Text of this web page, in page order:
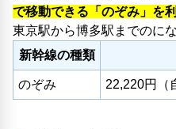
で移動できる「のぞみ」を
東京駅から博多駅までのに
新幹線の種類
のぞみ 22,220円（